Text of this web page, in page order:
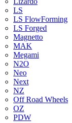
LS
LS FlowForming
LS Forged
Magnetto
MAK
Megami
N2O
Neo
Next
NZ
Off Road Wheels
OZ
PDW